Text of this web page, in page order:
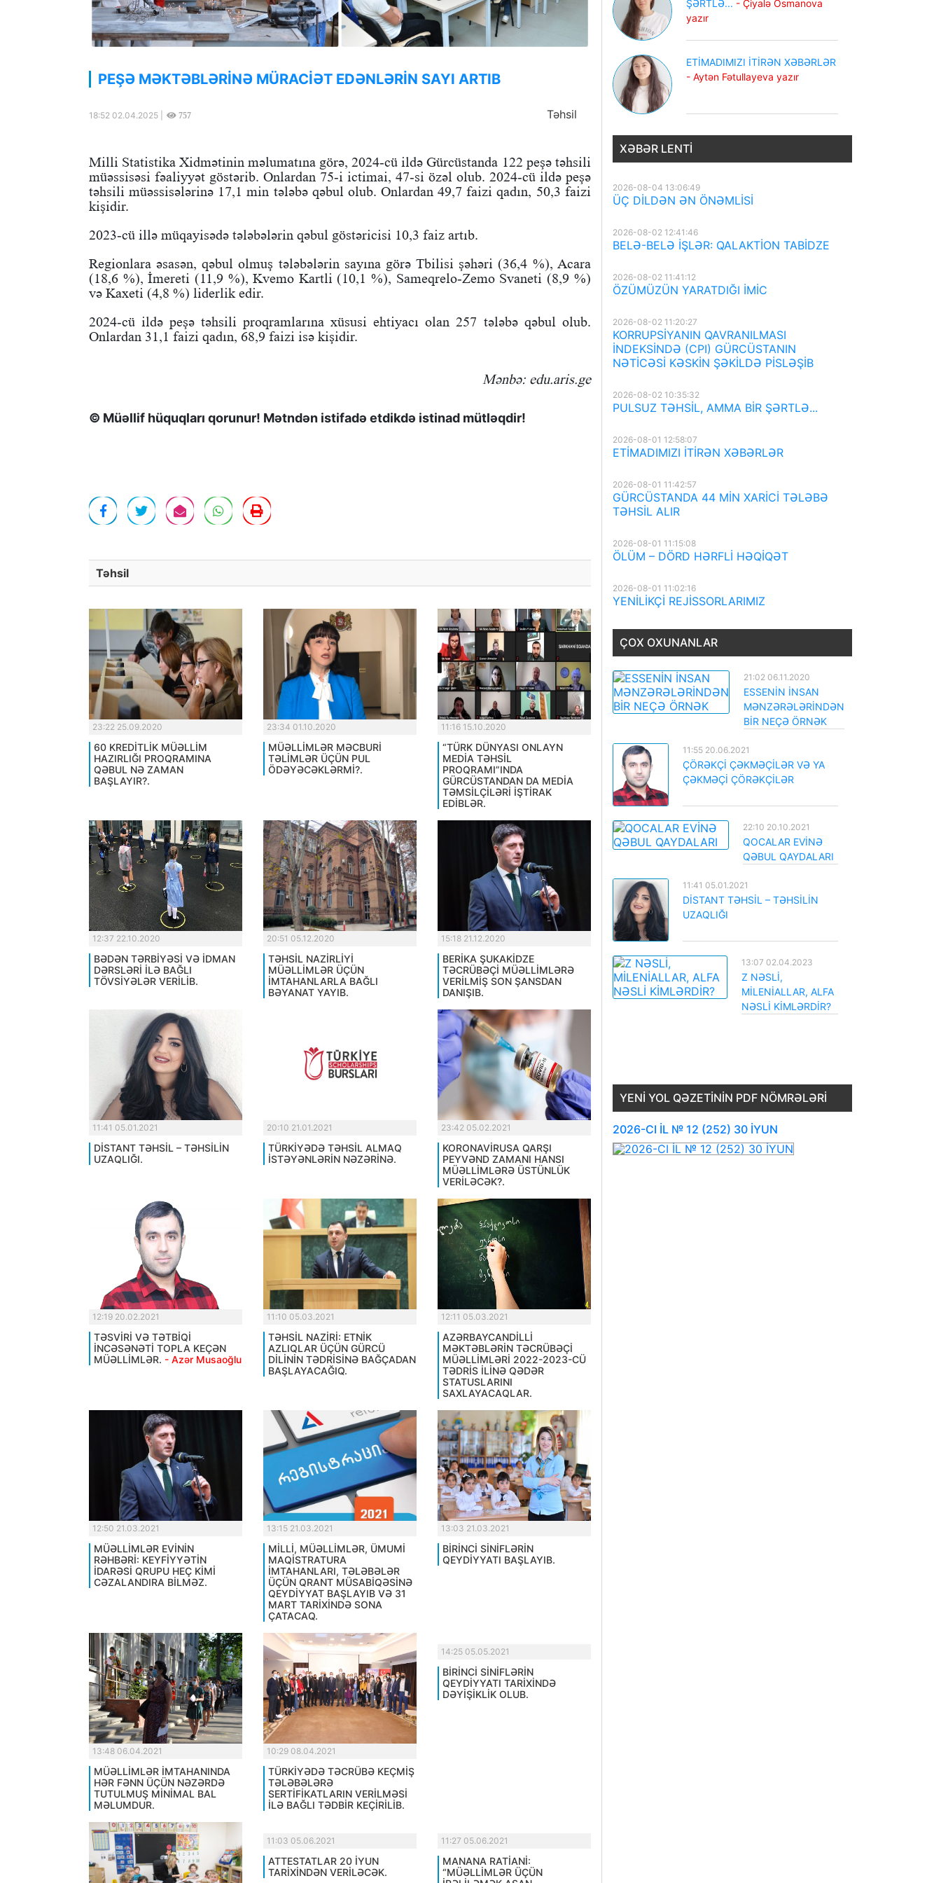
PEŞƏ MƏKTƏBLƏRİNƏ MÜRACİƏT EDƏNLƏRİN SAYI ARTIB
18:52 02.04.2025 | 757 Təhsil
Milli Statistika Xidmətinin məlumatına görə, 2024-cü ildə Gürcüstanda 122 peşə təhsili
müəssisəsi fəaliyyət göstərib. Onlardan 75-i ictimai, 47-si özəl olub. 2024-cü ildə peşə
təhsili müəssisələrinə 17,1 min tələbə qəbul olub. Onlardan 49,7 faizi qadın, 50,3 faizi
kişidir.
2023-cü illə müqayisədə tələbələrin qəbul göstəricisi 10,3 faiz artıb.
Regionlara əsasən, qəbul olmuş tələbələrin sayına görə Tbilisi şəhəri (36,4 %), Acara
(18,6 %), İmereti (11,9 %), Kvemo Kartli (10,1 %), Sameqrelo-Zemo Svaneti (8,9 %)
və Kaxeti (4,8 %) liderlik edir.
2024-cü ildə peşə təhsili proqramlarına xüsusi ehtiyacı olan 257 tələbə qəbul olub.
Onlardan 31,1 faizi qadın, 68,9 faizi isə kişidir.
Mənbə: edu.aris.ge
© Müəllif hüquqları qorunur! Mətndən istifadə etdikdə istinad mütləqdir!
Təhsil
23:22 25.09.2020
60 KREDİTLİK MÜƏLLİM
HAZIRLIĞI PROQRAMINA
QƏBUL NƏ ZAMAN
BAŞLAYIR?.
23:34 01.10.2020
MÜƏLLİMLƏR MƏCBURİ
TƏLİMLƏR ÜÇÜN PUL
ÖDƏYƏCƏKLƏRMİ?.
11:16 15.10.2020
“TÜRK DÜNYASI ONLAYN
MEDİA TƏHSİL
PROQRAMI”INDA
GÜRCÜSTANDAN DA MEDİA
TƏMSİLÇİLƏRİ İŞTİRAK
EDİBLƏR.
12:37 22.10.2020
BƏDƏN TƏRBİYƏSİ VƏ İDMAN
DƏRSLƏRİ İLƏ BAĞLI
TÖVSİYƏLƏR VERİLİB.
20:51 05.12.2020
TƏHSİL NAZİRLİYİ
MÜƏLLİMLƏR ÜÇÜN
İMTAHANLARLA BAĞLI
BƏYANAT YAYIB.
15:18 21.12.2020
BERİKA ŞUKAKİDZE
TƏCRÜBƏÇİ MÜƏLLİMLƏRƏ
VERİLMİŞ SON ŞANSDAN
DANIŞIB.
11:41 05.01.2021
DİSTANT TƏHSİL – TƏHSİLİN
UZAQLIĞI.
20:10 21.01.2021
TÜRKİYƏDƏ TƏHSİL ALMAQ
İSTƏYƏNLƏRİN NƏZƏRİNƏ.
23:42 05.02.2021
KORONAVİRUSA QARŞI
PEYVƏND ZAMANI HANSI
MÜƏLLİMLƏRƏ ÜSTÜNLÜK
VERİLƏCƏK?.
12:19 20.02.2021
TƏSVİRİ VƏ TƏTBİQİ
İNCƏSƏNƏTİ TOPLA KEÇƏN
MÜƏLLİMLƏR. - Azər Musaoğlu
11:10 05.03.2021
TƏHSİL NAZİRİ: ETNİK
AZLIQLAR ÜÇÜN GÜRCÜ
DİLİNİN TƏDRİSİNƏ BAĞÇADAN
BAŞLAYACAĞIQ.
12:11 05.03.2021
AZƏRBAYCANDİLLİ
MƏKTƏBLƏRİN TƏCRÜBƏÇİ
MÜƏLLİMLƏRİ 2022-2023-CÜ
TƏDRİS İLİNƏ QƏDƏR
STATUSLARINI
SAXLAYACAQLAR.
12:50 21.03.2021
MÜƏLLİMLƏR EVİNİN
RƏHBƏRİ: KEYFİYYƏTİN
İDARƏSİ QRUPU HEÇ KİMİ
CƏZALANDIRA BİLMƏZ.
13:15 21.03.2021
MİLLİ, MÜƏLLİMLƏR, ÜMUMİ
MAQİSTRATURA
İMTAHANLARI, TƏLƏBƏLƏR
ÜÇÜN QRANT MÜSABİQƏSİNƏ
QEYDİYYAT BAŞLAYIB VƏ 31
MART TARİXİNDƏ SONA
ÇATACAQ.
13:03 21.03.2021
BİRİNCİ SİNİFLƏRİN
QEYDİYYATI BAŞLAYIB.
13:48 06.04.2021
MÜƏLLİMLƏR İMTAHANINDA
HƏR FƏNN ÜÇÜN NƏZƏRDƏ
TUTULMUŞ MİNİMAL BAL
MƏLUMDUR.
10:29 08.04.2021
TÜRKİYƏDƏ TƏCRÜBƏ KEÇMİŞ
TƏLƏBƏLƏRƏ
SERTİFİKATLARIN VERİLMƏSİ
İLƏ BAĞLI TƏDBİR KEÇİRİLİB.
14:25 05.05.2021
BİRİNCİ SİNİFLƏRİN
QEYDİYYATI TARİXİNDƏ
DƏYİŞİKLİK OLUB.
11:03 05.06.2021
ATTESTATLAR 20 İYUN
TARİXİNDƏN VERİLƏCƏK.
11:27 05.06.2021
MANANA RATİANİ:
“MÜƏLLİMLƏR ÜÇÜN
ŞƏRTLƏ... - Çiyalə Osmanova
yazır
ETİMADIMIZI İTİRƏN XƏBƏRLƏR
- Aytən Fətullayeva yazır
XƏBƏR LENTI
2026-08-04 13:06:49
ÜÇ DİLDƏN ƏN ÖNƏMLİSİ
2026-08-02 12:41:46
BELƏ-BELƏ İŞLƏR: QALAKTİON TABİDZE
2026-08-02 11:41:12
ÖZÜMÜZÜN YARATDIĞI İMİC
2026-08-02 11:20:27
KORRUPSİYANIN QAVRANILMASI
İNDEKSİNDƏ (CPI) GÜRCÜSTANIN
NƏTİCƏSİ KƏSKİN ŞƏKİLDƏ PİSLƏŞİB
2026-08-02 10:35:32
PULSUZ TƏHSİL, AMMA BİR ŞƏRTLƏ...
2026-08-01 12:58:07
ETİMADIMIZI İTİRƏN XƏBƏRLƏR
2026-08-01 11:42:57
GÜRCÜSTANDA 44 MİN XARİCİ TƏLƏBƏ
TƏHSİL ALIR
2026-08-01 11:15:08
ÖLÜM – DÖRD HƏRFLİ HƏQİQƏT
2026-08-01 11:02:16
YENİLİKÇİ REJİSSORLARIMIZ
ÇOX OXUNANLAR
21:02 06.11.2020
ESSENİN İNSAN
MƏNZƏRƏLƏRİNDƏN
BİR NEÇƏ ÖRNƏK
11:55 20.06.2021
ÇÖRƏKÇİ ÇƏKMƏÇİLƏR VƏ YA
ÇƏKMƏÇİ ÇÖRƏKÇİLƏR
22:10 20.10.2021
QOCALAR EVİNƏ
QƏBUL QAYDALARI
11:41 05.01.2021
DİSTANT TƏHSİL – TƏHSİLİN
UZAQLIĞI
13:07 02.04.2023
Z NƏSLİ,
MİLENİALLAR, ALFA
NƏSLİ KİMLƏRDİR?
YENI YOL QƏZETININ PDF NÖMRƏLƏRI
2026-CI İL № 12 (252) 30 İYUN